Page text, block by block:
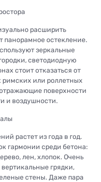
расширить
панорамное остекление.
зеркальные
светодиодную
стоит отказаться от
римских или роллетных
поверхности
и воздушности.
растет из года в год.
гармонии среди бетона:
лен, хлопок. Очень
грядки,
стены. Даже пара